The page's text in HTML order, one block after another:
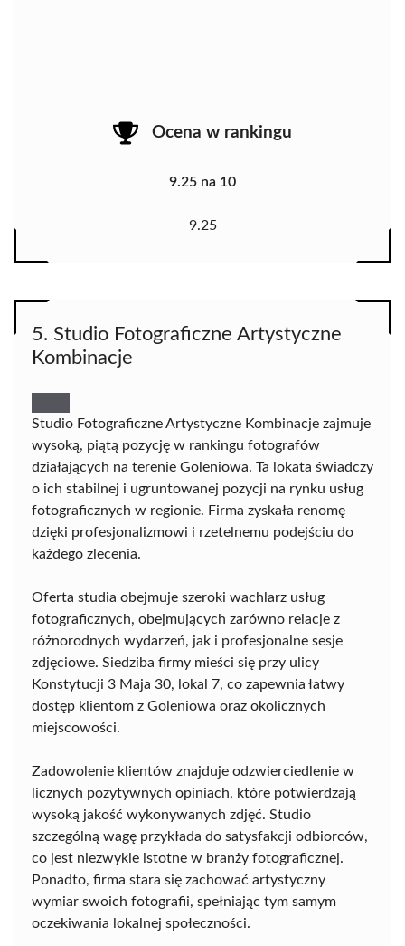
Ocena w rankingu
9.25 na 10
9.25
5. Studio Fotograficzne Artystyczne
Kombinacje
Studio Fotograficzne Artystyczne Kombinacje zajmuje
wysoką, piątą pozycję w rankingu fotografów
działających na terenie Goleniowa. Ta lokata świadczy
o ich stabilnej i ugruntowanej pozycji na rynku usług
fotograficznych w regionie. Firma zyskała renomę
dzięki profesjonalizmowi i rzetelnemu podejściu do
każdego zlecenia.
Oferta studia obejmuje szeroki wachlarz usług
fotograficznych, obejmujących zarówno relacje z
różnorodnych wydarzeń, jak i profesjonalne sesje
zdjęciowe. Siedziba firmy mieści się przy ulicy
Konstytucji 3 Maja 30, lokal 7, co zapewnia łatwy
dostęp klientom z Goleniowa oraz okolicznych
miejscowości.
Zadowolenie klientów znajduje odzwierciedlenie w
licznych pozytywnych opiniach, które potwierdzają
wysoką jakość wykonywanych zdjęć. Studio
szczególną wagę przykłada do satysfakcji odbiorców,
co jest niezwykle istotne w branży fotograficznej.
Ponadto, firma stara się zachować artystyczny
wymiar swoich fotografii, spełniając tym samym
oczekiwania lokalnej społeczności.